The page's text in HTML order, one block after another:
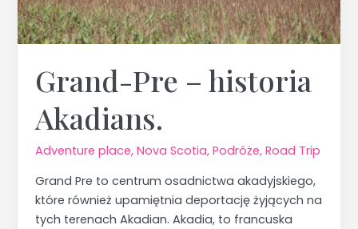
Grand-Pre – historia
Akadians.
Adventure place,Nova Scotia,Podróże,Road Trip
Grand Pre to centrum osadnictwa akadyjskiego,
które również upamiętnia deportację żyjących na
tych terenach Akadian. Akadia, to francuska